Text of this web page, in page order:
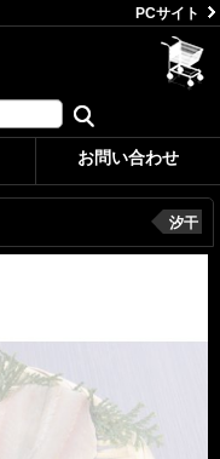
PCサイト
お問い合わせ
汐干